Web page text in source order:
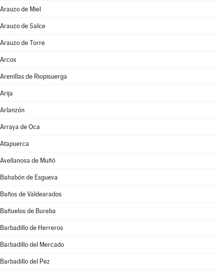
Arauzo de Miel
Arauzo de Salce
Arauzo de Torre
Arcos
Arenillas de Riopisuerga
Arija
Arlanzón
Arraya de Oca
Atapuerca
Avellanosa de Muñó
Bahabón de Esgueva
Baños de Valdearados
Bañuelos de Bureba
Barbadillo de Herreros
Barbadillo del Mercado
Barbadillo del Pez